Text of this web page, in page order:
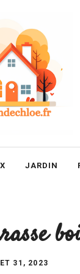
JARDIN
31, 2023